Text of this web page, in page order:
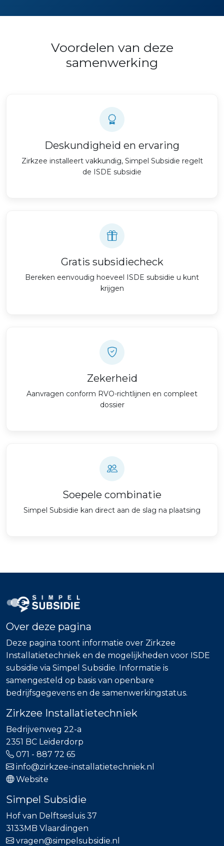
Voordelen van deze
samenwerking
Deskundigheid en ervaring
Zirkzee installeert vakkundig, Simpel Subsidie regelt
de ISDE subsidie
Gratis subsidiecheck
Bereken eenvoudig hoeveel ISDE subsidie u kunt
krijgen
Zekerheid
Aanvragen conform RVO-richtlijnen en compleet
dossier
Soepele combinatie
Simpel Subsidie kan direct aan de slag na plaatsing
Over deze pagina
Deze pagina toont informatie over Zirkzee
Installatietechniek en de mogelijkheden voor ISDE
subsidie via Simpel Subsidie. Informatie is
samengesteld op basis van openbare
bedrijfsgegevens en de samenwerkingstatus.
Zirkzee Installatietechniek
Bedrijvenweg 22-a
2351 BC Leiderdorp
071 - 887 72 65
info@zirkzee-installatietechniek.nl
Website
Simpel Subsidie
Hof van Delftsesluis 37
3133MB Vlaardingen
vragen@simpelsubsidie.nl